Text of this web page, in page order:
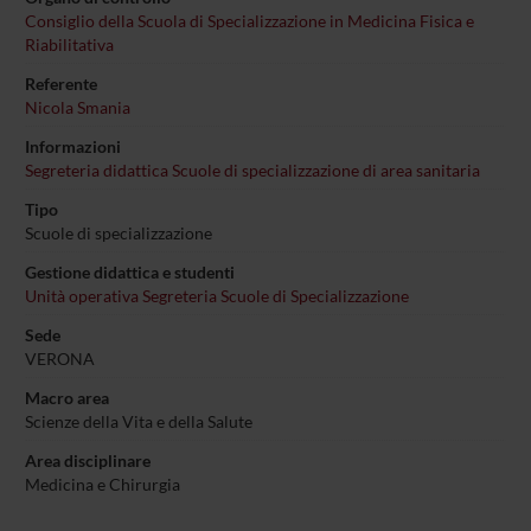
Consiglio della Scuola di Specializzazione in Medicina Fisica e
Riabilitativa
Referente
Nicola Smania
Informazioni
Segreteria didattica Scuole di specializzazione di area sanitaria
Tipo
Scuole di specializzazione
Gestione didattica e studenti
Unità operativa Segreteria Scuole di Specializzazione
Sede
VERONA
Macro area
Scienze della Vita e della Salute
Area disciplinare
Medicina e Chirurgia